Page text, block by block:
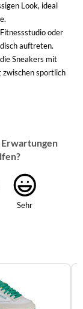
Look, ideal
oder
auftreten.
Sneakers mit
sportlich
Sehr